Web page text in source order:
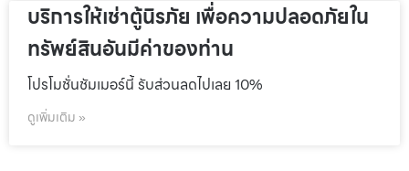
บริการให้เช่าตู้นิรภัย เพื่อความปลอดภัยใน
ทรัพย์สินอันมีค่าของท่าน
โปรโมชั่นชัมเมอร์นี้ รับส่วนลดไปเลย 10%
ดูเพิ่มเติม »